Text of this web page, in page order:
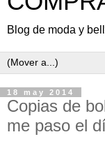
Blog de moda y
18 may 2014
Copias de
me paso el